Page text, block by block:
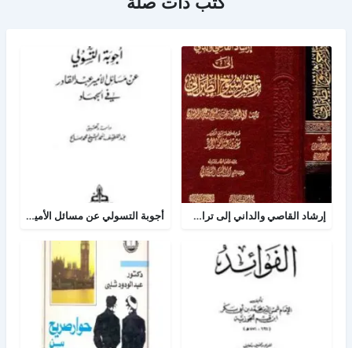
إرشاد القاصي والداني إلى تراجم شيوخ الطبراني أجوبة التسولي عن مسائل الأمير عبد القادر في الجهاد